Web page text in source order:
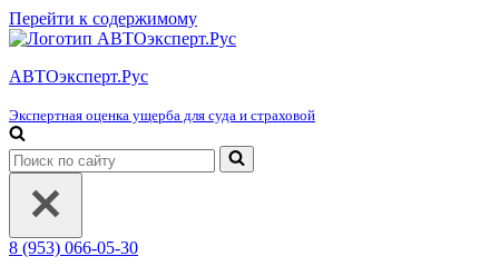
Перейти к содержимому
АВТОэксперт.Рус
Экспертная оценка ущерба для суда и страховой
Искать...
8 (953) 066-05-30